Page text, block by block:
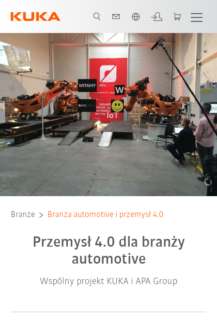
Wszyscy partnerzy systemowi
Branże Branża automotive i przemysł 4.0
Przemysł 4.0 dla branży
automotive
Wspólny projekt KUKA i APA Group